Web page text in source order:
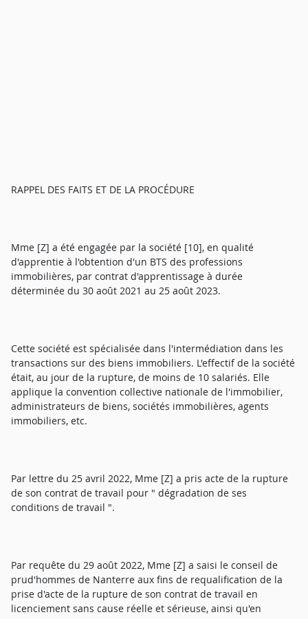
RAPPEL DES FAITS ET DE LA PROCÉDURE
Mme [Z] a été engagée par la société [10], en qualité
d'apprentie à l'obtention d'un BTS des professions
immobilières, par contrat d'apprentissage à durée
déterminée du 30 août 2021 au 25 août 2023.
Cette société est spécialisée dans l'intermédiation dans les
transactions sur des biens immobiliers. L'effectif de la société
était, au jour de la rupture, de moins de 10 salariés. Elle
applique la convention collective nationale de l'immobilier,
administrateurs de biens, sociétés immobilières, agents
immobiliers, etc.
Par lettre du 25 avril 2022, Mme [Z] a pris acte de la rupture
de son contrat de travail pour " dégradation de ses
conditions de travail ".
Par requête du 29 août 2022, Mme [Z] a saisi le conseil de
prud'hommes de Nanterre aux fins de requalification de la
prise d'acte de la rupture de son contrat de travail en
licenciement sans cause réelle et sérieuse, ainsi qu'en